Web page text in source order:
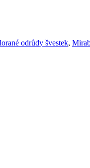
odrůdy švestek,